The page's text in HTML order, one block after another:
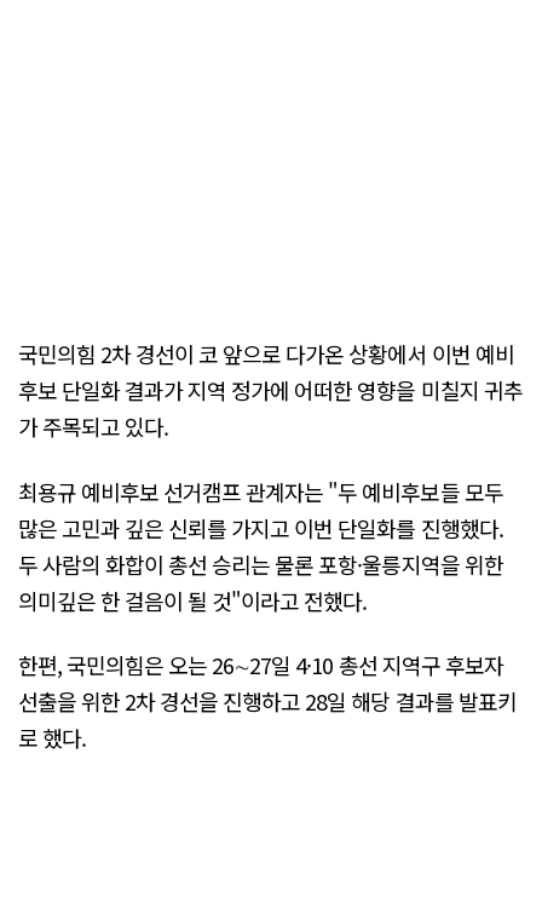
국민의힘 2차 경선이 코 앞으로 다가온 상황에서 이번 예비
후보 단일화 결과가 지역 정가에 어떠한 영향을 미칠지 귀추
가 주목되고 있다.
최용규 예비후보 선거캠프 관계자는 "두 예비후보들 모두
많은 고민과 깊은 신뢰를 가지고 이번 단일화를 진행했다.
두 사람의 화합이 총선 승리는 물론 포항·울릉지역을 위한
의미깊은 한 걸음이 될 것"이라고 전했다.
한편, 국민의힘은 오는 26∼27일 4·10 총선 지역구 후보자
선출을 위한 2차 경선을 진행하고 28일 해당 결과를 발표키
로 했다.